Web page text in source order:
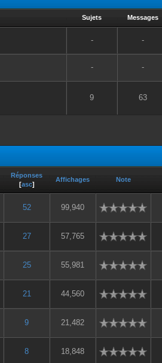
Sujets Messages
- -
- -
9 63
Réponses
[asc]
Affichages Note
52 99,940
27 57,765
25 55,981
21 44,560
9 21,482
8 18,848